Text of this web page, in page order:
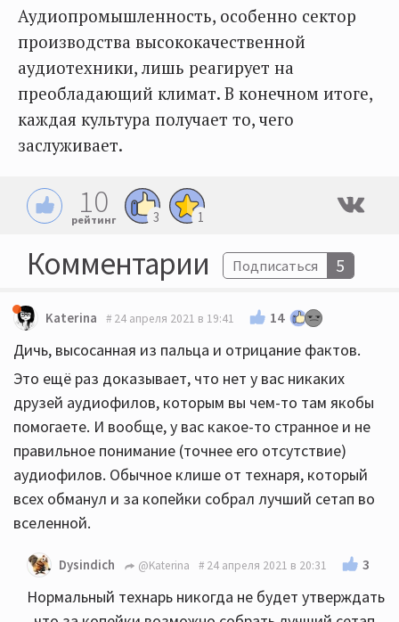
Аудиопромышленность, особенно сектор
производства высококачественной
аудиотехники, лишь реагирует на
преобладающий климат. В конечном итоге,
каждая культура получает то, чего
заслуживает.
10
рейтинг 3 1
Комментарии Подписаться 5
Katerina 24 апреля 2021 в 19:41 14
Дичь, высосанная из пальца и отрицание фактов.
Это ещё раз доказывает, что нет у вас никаких
друзей аудиофилов, которым вы чем-то там якобы
помогаете. И вообще, у вас какое-то странное и не
правильное понимание (точнее его отсутствие)
аудиофилов. Обычное клише от технаря, который
всех обманул и за копейки собрал лучший сетап во
вселенной.
Dysindich @Katerina 24 апреля 2021 в 20:31 3
Нормальный технарь никогда не будет утверждать